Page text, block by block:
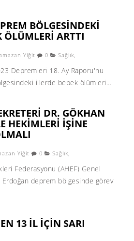
BÖLGESINDEKI
ÖLÜMLERI ARTTI
Yiğit 0 Sağlık,
Depremleri 18. Ay Raporu'nu
illerde bebek ölümleri...
DR. GÖKHAN
HEKIMLERI İŞINE
Yiğit 0 Sağlık,
Federasyonu (AHEF) Genel
deprem bölgesinde görev
13 IL IÇIN SARI